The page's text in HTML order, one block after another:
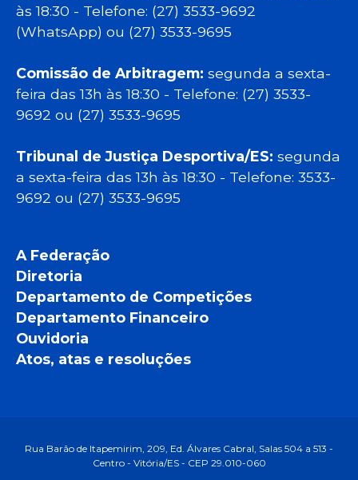
às 18:30 - Telefone: (27) 3533-9692
(WhatsApp) ou (27) 3533-9695
Comissão de Arbitragem: segunda a sexta-
feira das 13h às 18:30 - Telefone: (27) 3533-
9692 ou (27) 3533-9695
Tribunal de Justiça Desportiva/ES: segunda
a sexta-feira das 13h às 18:30 - Telefone: 3533-
9692 ou (27) 3533-9695
A Federação
Diretoria
Departamento de Competições
Departamento Financeiro
Ouvidoria
Atos, atas e resoluções
Rua Barão de Itapemirim, 209, Ed. Álvares Cabral, Salas 504 a 513 -
Centro - Vitória/ES - CEP 29.010-060